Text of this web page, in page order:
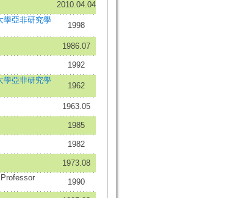
2010.04.04
學亞非研究學
1998
1986.07
1992
學亞非研究學
1962
1963.05
1985
1982
1973.08
1990